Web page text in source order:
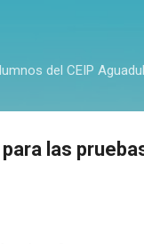
del CEIP
las